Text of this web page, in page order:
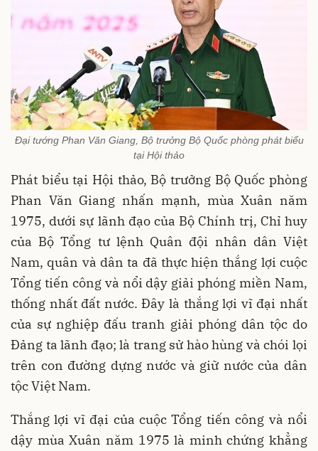
Đại tướng Phan Văn Giang, Bộ trưởng Bộ Quốc phòng phát biểu
tại Hội thảo
Phát biểu tại Hội thảo, Bộ trưởng Bộ Quốc phòng
Phan Văn Giang nhấn mạnh, mùa Xuân năm
1975, dưới sự lãnh đạo của Bộ Chính trị, Chỉ huy
của Bộ Tổng tư lệnh Quân đội nhân dân Việt
Nam, quân và dân ta đã thực hiện thắng lợi cuộc
Tổng tiến công và nổi dậy giải phóng miền Nam,
thống nhất đất nước. Đây là thắng lợi vĩ đại nhất
của sự nghiệp đấu tranh giải phóng dân tộc do
Đảng ta lãnh đạo; là trang sử hào hùng và chói lọi
trên con đường dựng nước và giữ nước của dân
tộc Việt Nam.
Thắng lợi vĩ đại của cuộc Tổng tiến công và nổi
dậy mùa Xuân năm 1975 là minh chứng khẳng